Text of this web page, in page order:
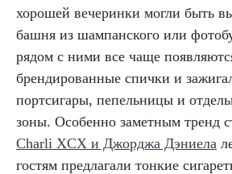
хорошей вечеринки могли быть
башня из шампанского или
рядом с ними все чаще
брендированные спички и
портсигары, пепельницы и
зоны. Особенно заметным тренд
Charli XCX и Джорджа Дэниела
гостям предлагали тонкие